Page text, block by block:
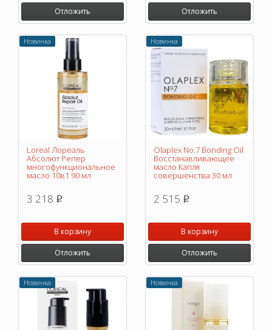
Отложить Отложить
Новинка
Loreal Лореаль
Абсолют Репер
многофункциональное
масло 10в1 90 мл
3 218 p
В корзину
Отложить
Новинка
Olaplex No.7 Bonding Oil
Восстанавливающее
масло Капля
совершенства 30 мл
2 515 p
В корзину
Отложить
Новинка Новинка